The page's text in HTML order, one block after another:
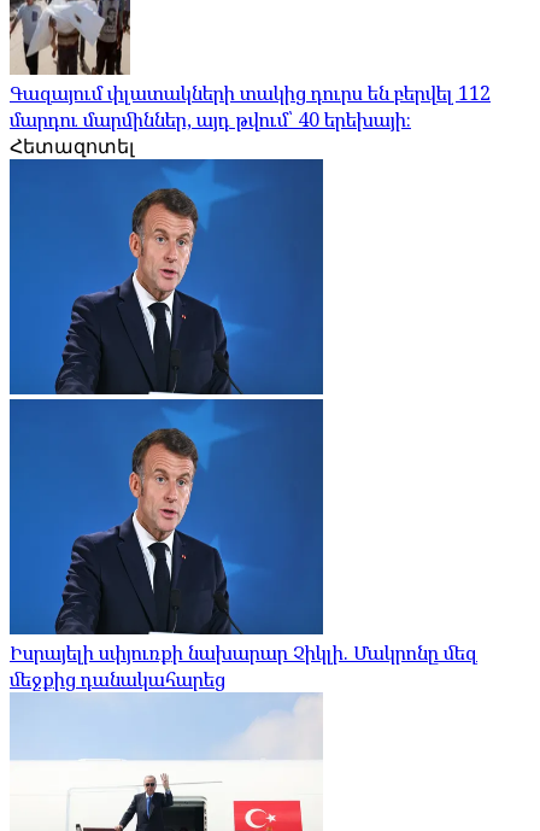
Գազայում փլատակների տակից դուրս են բերվել 112
մարդու մարմիններ, այդ թվում՝ 40 երեխայի։
Հետազոտել
Իսրայելի սփյուռքի նախարար Չիկլի. Մակրոնը մեզ
մեջքից դանակահարեց